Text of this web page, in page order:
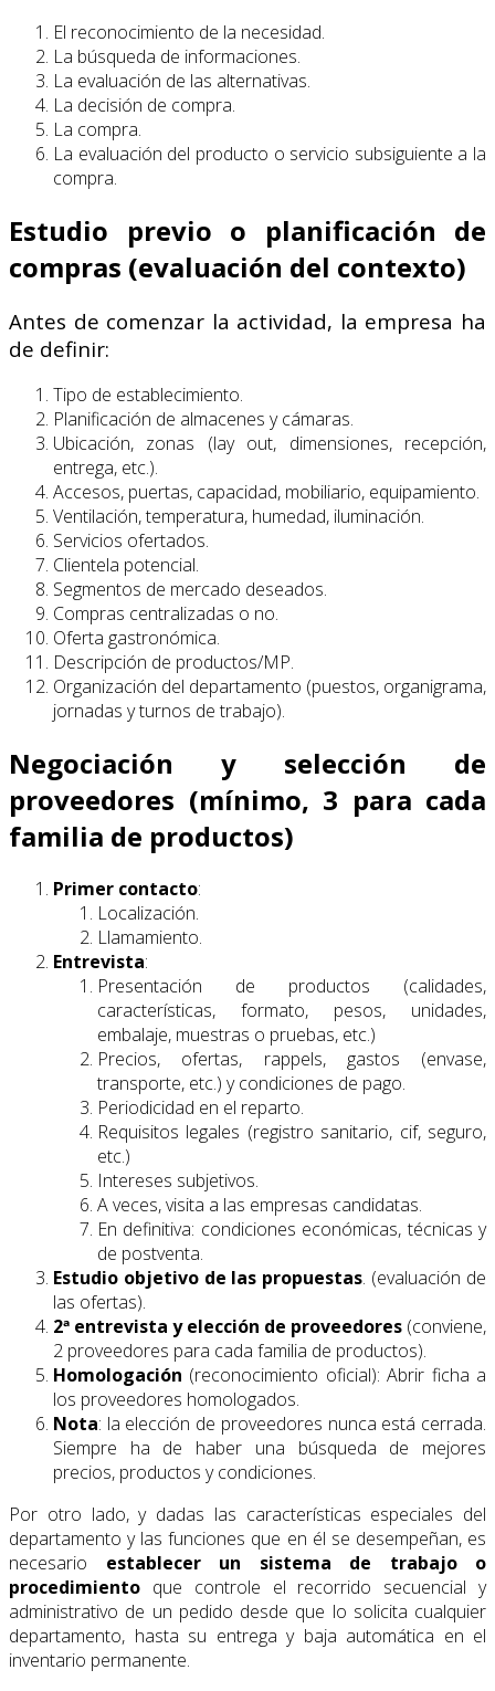
El reconocimiento de la necesidad.
La búsqueda de informaciones.
La evaluación de las alternativas.
La decisión de compra.
La compra.
La evaluación del producto o servicio subsiguiente a la
compra.
Estudio previo o planificación de
compras (evaluación del contexto)
Antes de comenzar la actividad, la empresa ha
de definir:
Tipo de establecimiento.
Planificación de almacenes y cámaras.
Ubicación, zonas (lay out, dimensiones, recepción,
entrega, etc.).
Accesos, puertas, capacidad, mobiliario, equipamiento.
Ventilación, temperatura, humedad, iluminación.
Servicios ofertados.
Clientela potencial.
Segmentos de mercado deseados.
Compras centralizadas o no.
Oferta gastronómica.
Descripción de productos/MP.
Organización del departamento (puestos, organigrama,
jornadas y turnos de trabajo).
Negociación y selección de
proveedores (mínimo, 3 para cada
familia de productos)
Primer contacto:
Localización.
Llamamiento.
Entrevista:
Presentación de productos (calidades,
características, formato, pesos, unidades,
embalaje, muestras o pruebas, etc.)
Precios, ofertas, rappels, gastos (envase,
transporte, etc.) y condiciones de pago.
Periodicidad en el reparto.
Requisitos legales (registro sanitario, cif, seguro,
etc.)
Intereses subjetivos.
A veces, visita a las empresas candidatas.
En definitiva: condiciones económicas, técnicas y
de postventa.
Estudio objetivo de las propuestas. (evaluación de
las ofertas).
2ª entrevista y elección de proveedores (conviene,
2 proveedores para cada familia de productos).
Homologación (reconocimiento oficial): Abrir ficha a
los proveedores homologados.
Nota: la elección de proveedores nunca está cerrada.
Siempre ha de haber una búsqueda de mejores
precios, productos y condiciones.
Por otro lado, y dadas las características especiales del
departamento y las funciones que en él se desempeñan, es
necesario establecer un sistema de trabajo o
procedimiento que controle el recorrido secuencial y
administrativo de un pedido desde que lo solicita cualquier
departamento, hasta su entrega y baja automática en el
inventario permanente.